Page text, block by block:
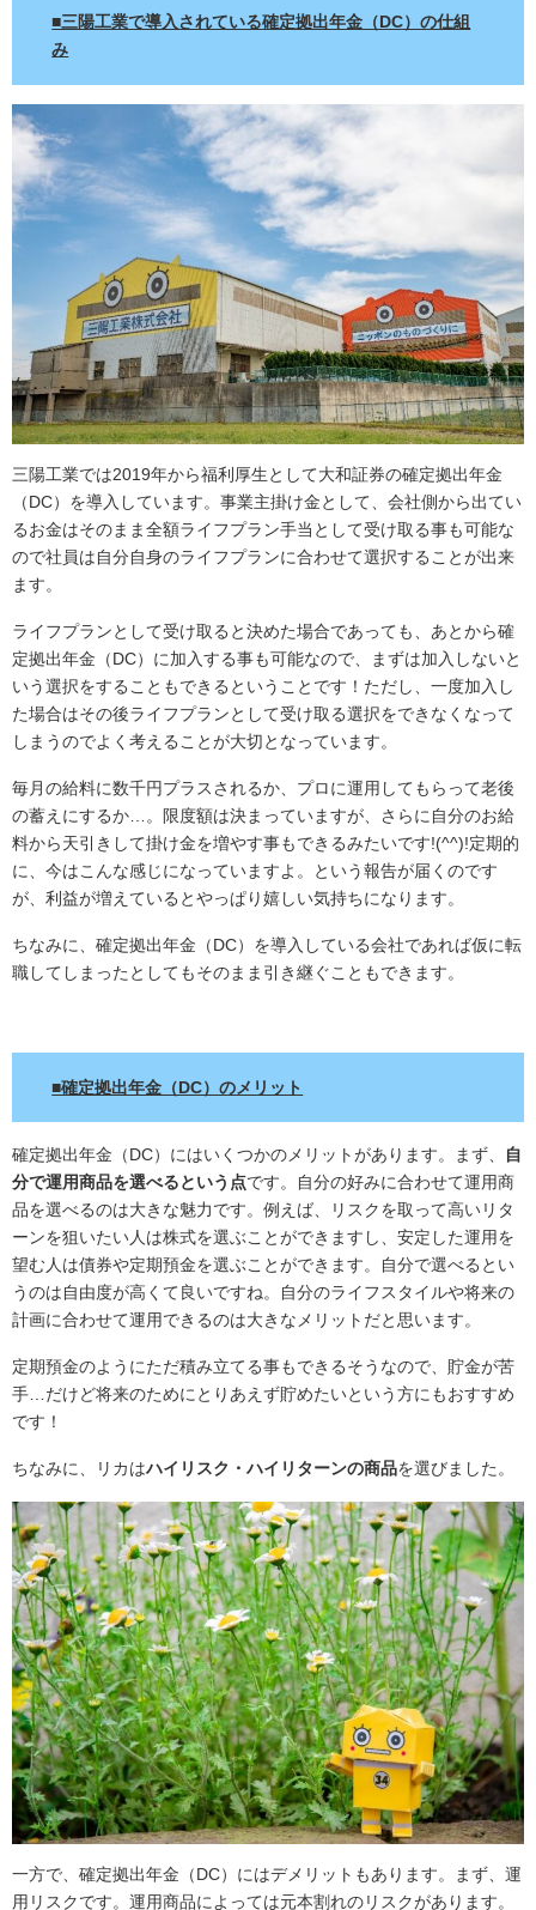
■三陽工業で導入されている確定拠出年金（DC）の仕組
み
三陽工業では2019年から福利厚生として大和証券の確定拠出年金
（DC）を導入しています。事業主掛け金として、会社側から出てい
るお金はそのまま全額ライフプラン手当として受け取る事も可能な
ので社員は自分自身のライフプランに合わせて選択することが出来
ます。
ライフプランとして受け取ると決めた場合であっても、あとから確
定拠出年金（DC）に加入する事も可能なので、まずは加入しないと
いう選択をすることもできるということです！ただし、一度加入し
た場合はその後ライフプランとして受け取る選択をできなくなって
しまうのでよく考えることが大切となっています。
毎月の給料に数千円プラスされるか、プロに運用してもらって老後
の蓄えにするか…。限度額は決まっていますが、さらに自分のお給
料から天引きして掛け金を増やす事もできるみたいです!(^^)!定期的
に、今はこんな感じになっていますよ。という報告が届くのです
が、利益が増えているとやっぱり嬉しい気持ちになります。
ちなみに、確定拠出年金（DC）を導入している会社であれば仮に転
職してしまったとしてもそのまま引き継ぐこともできます。
■確定拠出年金（DC）のメリット
確定拠出年金（DC）にはいくつかのメリットがあります。まず、
自
分で運用商品を選べるという点です。自分の好みに合わせて運用商
品を選べるのは大きな魅力です。例えば、リスクを取って高いリタ
ーンを狙いたい人は株式を選ぶことができますし、安定した運用を
望む人は債券や定期預金を選ぶことができます。自分で選べるとい
うのは自由度が高くて良いですね。自分のライフスタイルや将来の
計画に合わせて運用できるのは大きなメリットだと思います。
定期預金のようにただ積み立てる事もできるそうなので、貯金が苦
手…だけど将来のためにとりあえず貯めたいという方にもおすすめ
です！
ちなみに、リカはハイリスク・ハイリターンの商品を選びました。
一方で、確定拠出年金（DC）にはデメリットもあります。まず、運
用リスクです。運用商品によっては元本割れのリスクがあります。